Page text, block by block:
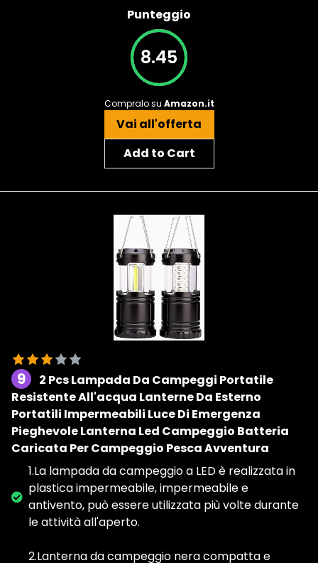
Punteggio
8.45
Compralo su Amazon.it
Vai all'offerta
Add to Cart
9
2 Pcs Lampada Da Campeggi Portatile
Resistente All'acqua Lanterne Da Esterno
Portatili Impermeabili Luce Di Emergenza
Pieghevole Lanterna Led Campeggio Batteria
Caricata Per Campeggio Pesca Avventura
1.La lampada da campeggio a LED è realizzata in
plastica impermeabile, impermeabile e
antivento, può essere utilizzata più volte durante
le attività all'aperto.
2.Lanterna da campeggio nera compatta e